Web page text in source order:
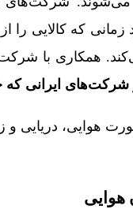
که کالایی را
همکاری با
شرکت‌های ایرانی که
هوایی، دریایی
هوایی